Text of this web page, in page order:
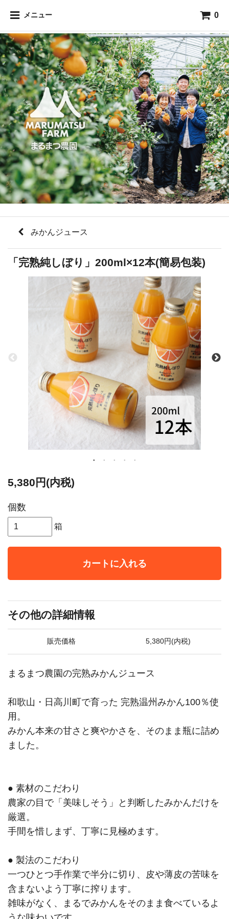
メニュー 0
みかんジュース
「完熟純しぼり」200ml×12本(簡易包装)
5,380円(内税)
個数
箱
カートに入れる
その他の詳細情報
販売価格 5,380円(内税)
まるまつ農園の完熟みかんジュース
和歌山・日高川町で育った 完熟温州みかん100％使
用。
みかん本来の甘さと爽やかさを、そのまま瓶に詰め
ました。
● 素材のこだわり
農家の目で「美味しそう」と判断したみかんだけを
厳選。
手間を惜しまず、丁寧に見極めます。
● 製法のこだわり
一つひとつ手作業で半分に切り、皮や薄皮の苦味を
含まないよう丁寧に搾ります。
雑味がなく、まるでみかんをそのまま食べているよ